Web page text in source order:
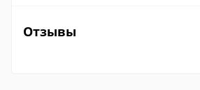
Отзывы